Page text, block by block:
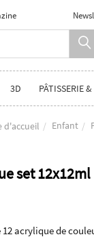
3D PÂTISSERIE
d'accueil Enfant
set 12x12ml
acrylique de